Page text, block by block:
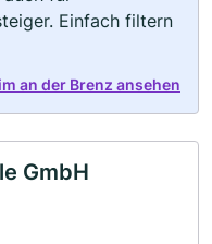
Einfach filtern
an der Brenz ansehen
GmbH